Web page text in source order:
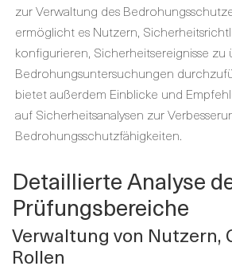
zur Verwaltung des
ermöglicht es Nutzern,
konfigurieren, Sicherheitsereignisse
Bedrohungsuntersuchungen
bietet außerdem Einblicke und
auf Sicherheitsanalysen zur
Bedrohungsschutzfähigkeiten.
Detaillierte Analyse
Prüfungsbereiche
Verwaltung von Nutzern,
Rollen